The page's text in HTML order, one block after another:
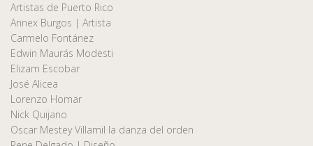
Artistas de Puerto Rico
Annex Burgos | Artista
Carmelo Fontánez
Edwin Maurás Modesti
Elizam Escobar
José Alicea
Lorenzo Homar
Nick Quijano
Oscar Mestey Villamil la danza del orden